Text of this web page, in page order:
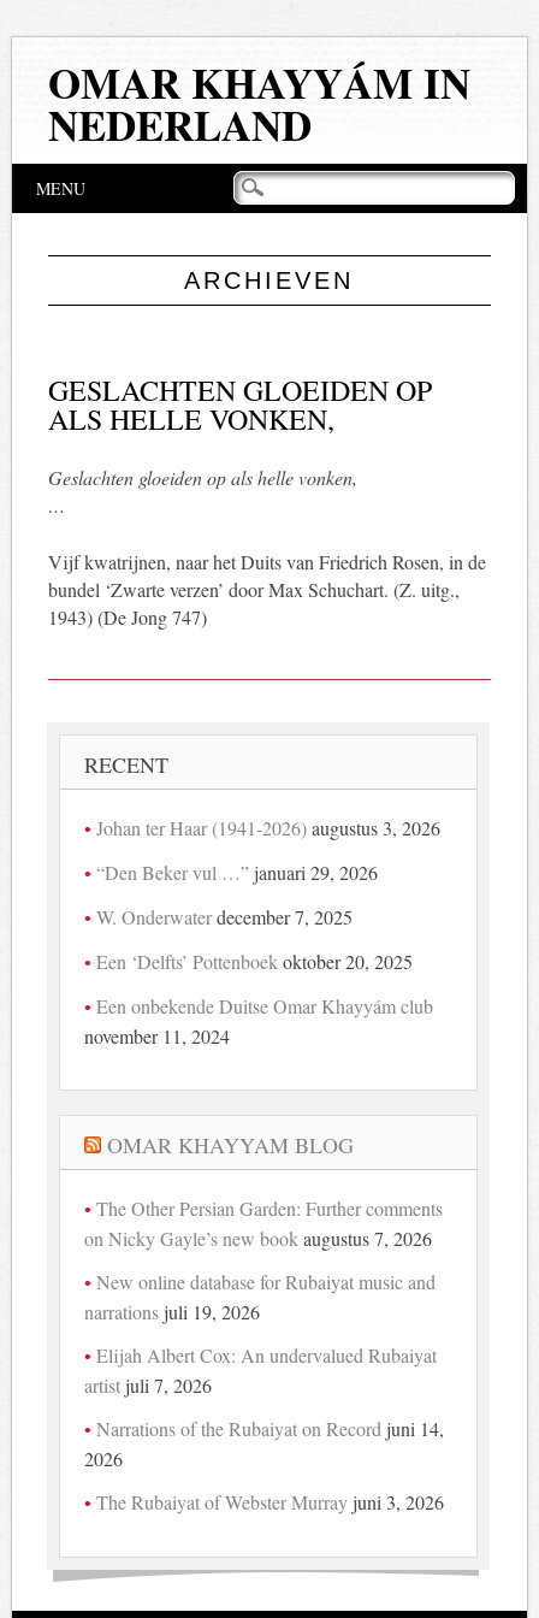
OMAR KHAYYÁM IN
NEDERLAND
Hoofdmenu
springen
MENU
ARCHIEVEN
GESLACHTEN GLOEIDEN OP
ALS HELLE VONKEN,
Geslachten gloeiden op als helle vonken,
…
Vijf kwatrijnen, naar het Duits van Friedrich Rosen, in de
bundel ‘Zwarte verzen’ door Max Schuchart. (Z. uitg.,
1943) (De Jong 747)
RECENT
Johan ter Haar (1941-2026) augustus 3, 2026
“Den Beker vul …” januari 29, 2026
W. Onderwaterdecember 7, 2025
Een ‘Delfts’ Pottenboek oktober 20, 2025
Een onbekende Duitse Omar Khayyám club
november 11, 2024
OMAR KHAYYAM BLOG
The Other Persian Garden: Further comments
on Nicky Gayle’s new book augustus 7, 2026
New online database for Rubaiyat music and
narrations juli 19, 2026
Elijah Albert Cox: An undervalued Rubaiyat
artist juli 7, 2026
Narrations of the Rubaiyat on Record juni 14,
2026
The Rubaiyat of Webster Murray juni 3, 2026